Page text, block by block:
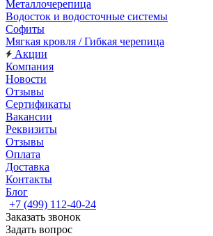
Металлочерепица
Водосток и водосточные системы
Софиты
Мягкая кровля / Гибкая черепица
Акции
Компания
Новости
Отзывы
Сертификаты
Вакансии
Реквизиты
Отзывы
Оплата
Доставка
Контакты
Блог
+7 (499) 112-40-24
Заказать звонок
Задать вопрос